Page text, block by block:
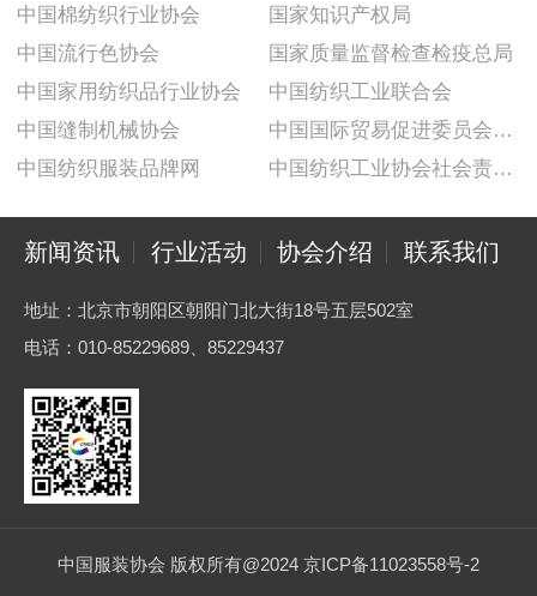
中国棉纺织行业协会
中国流行色协会
中国家用纺织品行业协会
中国缝制机械协会
中国纺织服装品牌网
国家知识产权局
国家质量监督检查检疫总局
中国纺织工业联合会
中国国际贸易促进委员会纺织行业分会
中国纺织工业协会社会责任建设推广委员会
新闻资讯 行业活动 协会介绍 联系我们
地址：北京市朝阳区朝阳门北大街18号五层502室
电话：010-85229689、85229437
中国服装协会 版权所有@2024 京ICP备11023558号-2